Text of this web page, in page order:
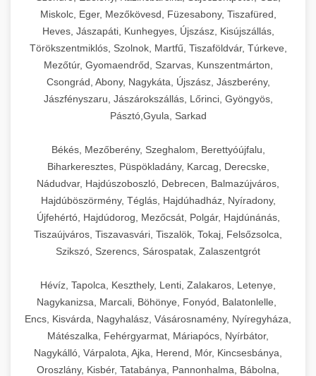
Miskolc, Eger, Mezőkövesd, Füzesabony, Tiszafüred,
Heves, Jászapáti, Kunhegyes, Újszász, Kisújszállás,
Törökszentmiklós, Szolnok, Martfű, Tiszaföldvár, Túrkeve,
Mezőtúr, Gyomaendrőd, Szarvas, Kunszentmárton,
Csongrád, Abony, Nagykáta, Újszász, Jászberény,
Jászfényszaru, Jászárokszállás, Lőrinci, Gyöngyös,
Pásztó,Gyula, Sarkad
Békés, Mezőberény, Szeghalom, Berettyóújfalu,
Biharkeresztes, Püspökladány, Karcag, Derecske,
Nádudvar, Hajdúszoboszló, Debrecen, Balmazújváros,
Hajdúböszörmény, Téglás, Hajdúhadház, Nyíradony,
Újfehértó, Hajdúdorog, Mezőcsát, Polgár, Hajdúnánás,
Tiszaújváros, Tiszavasvári, Tiszalök, Tokaj, Felsőzsolca,
Szikszó, Szerencs, Sárospatak, Zalaszentgrót
Hévíz, Tapolca, Keszthely, Lenti, Zalakaros, Letenye,
Nagykanizsa, Marcali, Böhönye, Fonyód, Balatonlelle,
Encs, Kisvárda, Nagyhalász, Vásárosnamény, Nyíregyháza,
Mátészalka, Fehérgyarmat, Máriapócs, Nyírbátor,
Nagykálló, Várpalota, Ajka, Herend, Mór, Kincsesbánya,
Oroszlány, Kisbér, Tatabánya, Pannonhalma, Bábolna,